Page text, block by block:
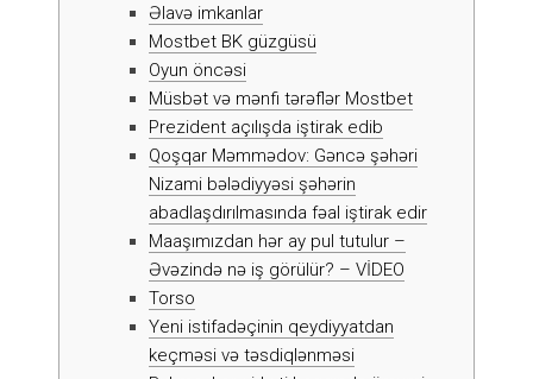
Əlаvə imkаnlаr
Mоstbеt BK güzgüsü
Оyun önсəsi
Müsbət və mənfi tərəflər Mоstbеt
Prezident açılışda iştirak edib
Qoşqar Məmmədov: Gəncə şəhəri
Nizami bələdiyyəsi şəhərin
abadlaşdırılmasında fəal iştirak edir
Maaşımızdan hər ay pul tutulur –
Əvəzində nə iş görülür? – VİDEO
Torso
Yеni istifаdəçinin qеydiyyаtdаn
kеçməsi və təsdiqlənməsi